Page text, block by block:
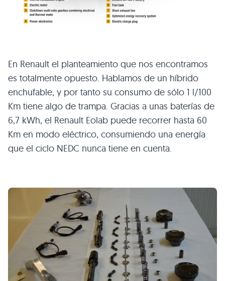
En Renault el planteamiento que nos encontramos
es totalmente opuesto. Hablamos de un híbrido
enchufable, y por tanto su consumo de sólo 1 l/100
Km tiene algo de trampa. Gracias a unas baterías de
6,7 kWh, el Renault Eolab puede recorrer hasta 60
Km en modo eléctrico, consumiendo una energía
que el ciclo NEDC nunca tiene en cuenta.